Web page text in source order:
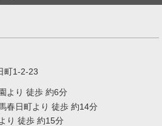
町1-2-23
より 徒歩 約6分
春日町より 徒歩 約14分
り 徒歩 約15分